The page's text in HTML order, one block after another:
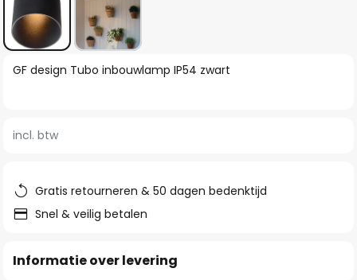
Ga
van
afbeeldingen-
gallerij
GF design Tubo inbouwlamp IP54 zwart
incl. btw
Gratis retourneren & 50 dagen bedenktijd
Snel & veilig betalen
Informatie over levering